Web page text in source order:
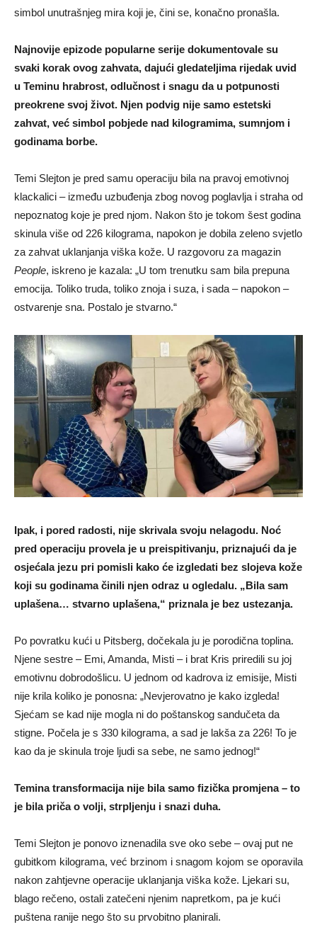
simbol unutrašnjeg mira koji je, čini se, konačno pronašla.
Najnovije epizode popularne serije dokumentovale su
svaki korak ovog zahvata, dajući gledateljima rijedak uvid
u Teminu hrabrost, odlučnost i snagu da u potpunosti
preokrene svoj život. Njen podvig nije samo estetski
zahvat, već simbol pobjede nad kilogramima, sumnjom i
godinama borbe.
Temi Slejton je pred samu operaciju bila na pravoj emotivnoj
klackalici – između uzbuđenja zbog novog poglavlja i straha od
nepoznatog koje je pred njom. Nakon što je tokom šest godina
skinula više od 226 kilograma, napokon je dobila zeleno svjetlo
za zahvat uklanjanja viška kože. U razgovoru za magazin
People, iskreno je kazala: „U tom trenutku sam bila prepuna
emocija. Toliko truda, toliko znoja i suza, i sada – napokon –
ostvarenje sna. Postalo je stvarno.“
Ipak, i pored radosti, nije skrivala svoju nelagodu. Noć
pred operaciju provela je u preispitivanju, priznajući da je
osjećala jezu pri pomisli kako će izgledati bez slojeva kože
koji su godinama činili njen odraz u ogledalu. „Bila sam
uplašena… stvarno uplašena,“ priznala je bez ustezanja.
Po povratku kući u Pitsberg, dočekala ju je porodična toplina.
Njene sestre – Emi, Amanda, Misti – i brat Kris priredili su joj
emotivnu dobrodošlicu. U jednom od kadrova iz emisije, Misti
nije krila koliko je ponosna: „Nevjerovatno je kako izgleda!
Sjećam se kad nije mogla ni do poštanskog sandučeta da
stigne. Počela je s 330 kilograma, a sad je lakša za 226! To je
kao da je skinula troje ljudi sa sebe, ne samo jednog!“
Temina transformacija nije bila samo fizička promjena – to
je bila priča o volji, strpljenju i snazi duha.
Temi Slejton je ponovo iznenadila sve oko sebe – ovaj put ne
gubitkom kilograma, već brzinom i snagom kojom se oporavila
nakon zahtjevne operacije uklanjanja viška kože. Ljekari su,
blago rečeno, ostali zatečeni njenim napretkom, pa je kući
puštena ranije nego što su prvobitno planirali.